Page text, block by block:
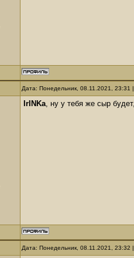
Дата: Понедельник, 08.11.2021,
IrINKa, ну у тебя же сыр
Дата: Понедельник, 08.11.2021,